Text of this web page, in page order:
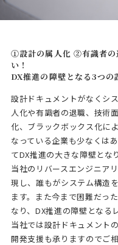
①設計の属人化 ②有識者の
い！
DX推進の障壁となる3つの
設計ドキュメントがなくシ
人化や有識者の退職、技術
化、ブラックボックス化に
なっている企業も少なくは
てDX推進の大きな障壁とな
当社のリバースエンジニア
現し、誰もがシステム構造
ます。また今まで困難だっ
なり、DX推進の障壁となる
当社では設計ドキュメント
開発支援も承りますのでご相